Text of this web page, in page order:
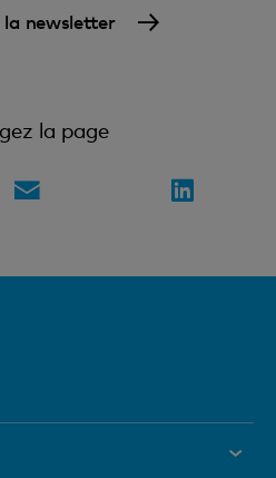
newsletter
la page